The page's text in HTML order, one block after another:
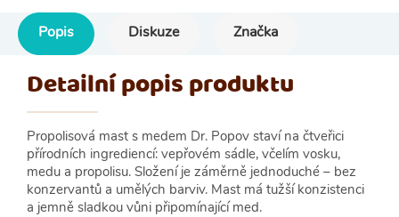
Popis Diskuze Značka
Detailní popis produktu
Propolisová mast s medem Dr. Popov staví na čtveřici
přírodních ingrediencí: vepřovém sádle, včelím vosku,
medu a propolisu. Složení je záměrně jednoduché – bez
konzervantů a umělých barviv. Mast má tužší konzistenci
a jemně sladkou vůni připomínající med.